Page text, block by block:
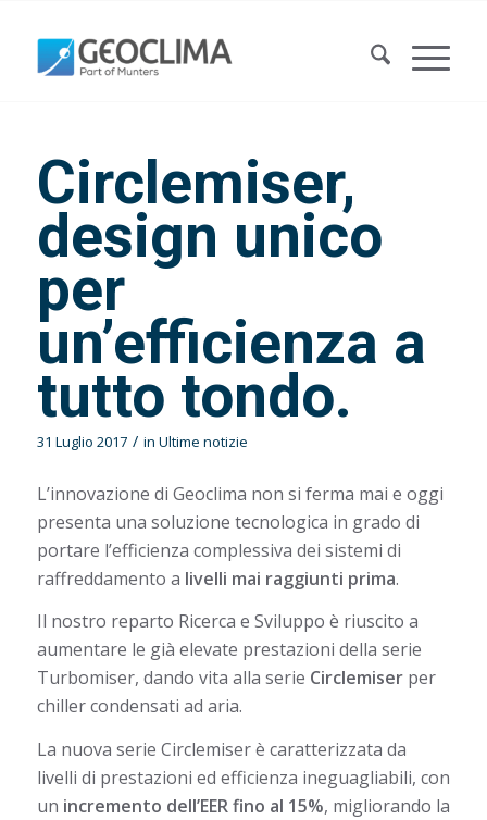
Circlemiser,
design unico
per
un’efficienza a
tutto tondo.
31 Luglio 2017 / in Ultime notizie
L’innovazione di Geoclima non si ferma mai e oggi
presenta una soluzione tecnologica in grado di
portare l’efficienza complessiva dei sistemi di
raffreddamento a livelli mai raggiunti prima.
Il nostro reparto Ricerca e Sviluppo è riuscito a
aumentare le già elevate prestazioni della serie
Turbomiser, dando vita alla serie Circlemiserper
chiller condensati ad aria.
La nuova serie Circlemiser è caratterizzata da
livelli di prestazioni ed efficienza ineguagliabili, con
un incremento dell’EER fino al 15%, migliorando la